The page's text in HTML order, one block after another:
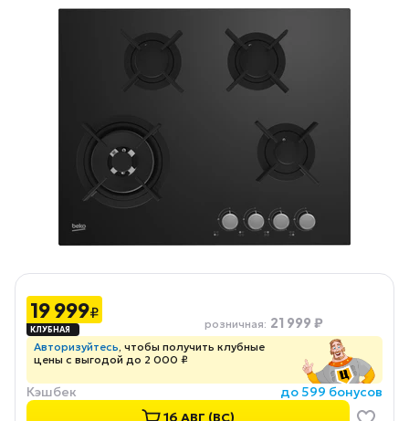
19 999₽
розничная: 21 999 ₽
Авторизуйтесь, чтобы получить клубные
цены с выгодой до 2 000 ₽
Кэшбек
до 599 бонусов
16 АВГ (ВС)